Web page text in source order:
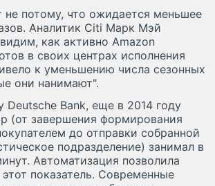
не потому, что ожидается меньшее
Аналитик Citi Марк Мэй
как активно Amazon
в своих центрах исполнения
к уменьшению числа сезонных
они нанимают".
Deutsche Bank, еще в 2014 году
(от завершения формирования
до отправки собранной
подразделение) занимал в
Автоматизация позволила
показатель. Современные